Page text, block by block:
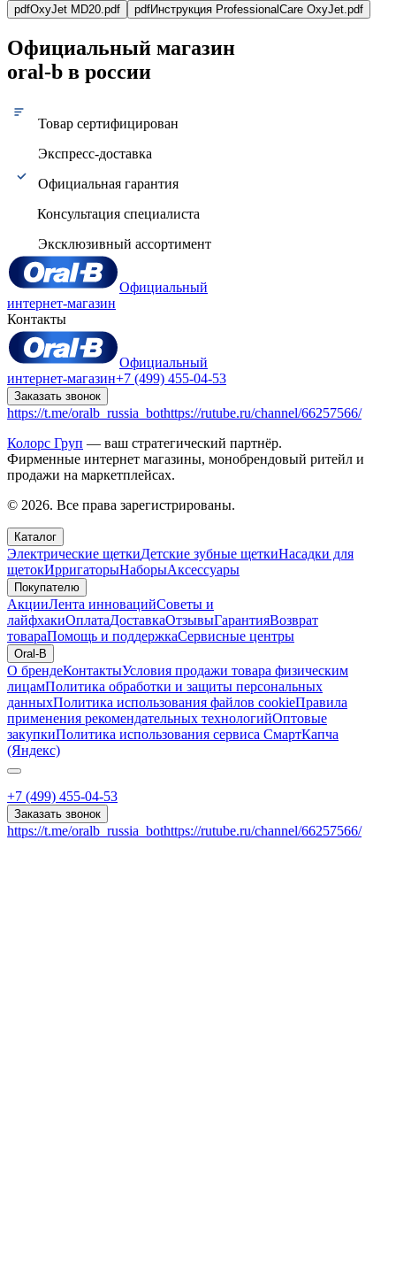
pdfOxyJet MD20.pdf pdfИнструкция ProfessionalCare OxyJet.pdf
Официальный магазин
oral-b в россии
Товар сертифицирован
Экспресс-доставка
Официальная гарантия
Консультация специалиста
Эксклюзивный ассортимент
Официальный
интернет-магазин
Контакты
Официальный
интернет-магазин+7 (499) 455-04-53
Заказать звонок
https://t.me/oralb_russia_bothttps://rutube.ru/channel/66257566/
Колорс Груп — ваш стратегический партнёр.
Фирменные интернет магазины, монобрендовый ритейл и
продажи на маркетплейсах.
© 2026. Все права зарегистрированы.
Каталог
Электрические щеткиДетские зубные щеткиНасадки для
щетокИрригаторыНаборыАксессуары
Покупателю
АкцииЛента инновацийСоветы и
лайфхакиОплатаДоставкаОтзывыГарантияВозврат
товараПомощь и поддержкаСервисные центры
Oral-B
О брендеКонтактыУсловия продажи товара физическим
лицамПолитика обработки и защиты персональных
данныхПолитика использования файлов cookieПравила
применения рекомендательных технологийОптовые
закупкиПолитика использования сервиса СмартКапча
(Яндекс)
+7 (499) 455-04-53
Заказать звонок
https://t.me/oralb_russia_bothttps://rutube.ru/channel/66257566/